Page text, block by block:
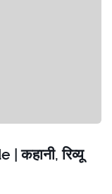
कहानी, रिव्यू